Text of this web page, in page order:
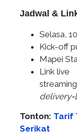
Jadwal &
Selasa,
Kick-off
Mapei
Link live
Tonton: Tarif
Serikat